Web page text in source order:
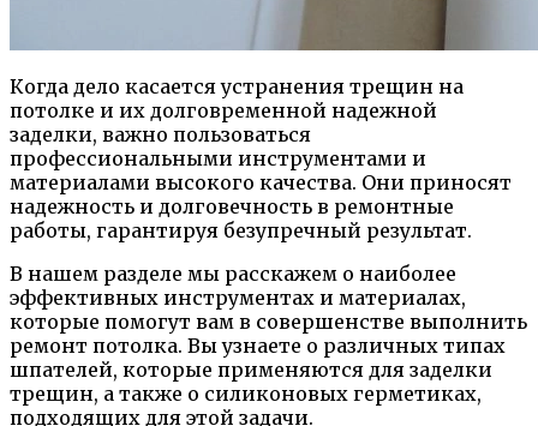
Когда дело касается устранения трещин на
потолке и их долговременной надежной
заделки, важно пользоваться
профессиональными инструментами и
материалами высокого качества. Они приносят
надежность и долговечность в ремонтные
работы, гарантируя безупречный результат.
В нашем разделе мы расскажем о наиболее
эффективных инструментах и материалах,
которые помогут вам в совершенстве выполнить
ремонт потолка. Вы узнаете о различных типах
шпателей, которые применяются для заделки
трещин, а также о силиконовых герметиках,
подходящих для этой задачи.